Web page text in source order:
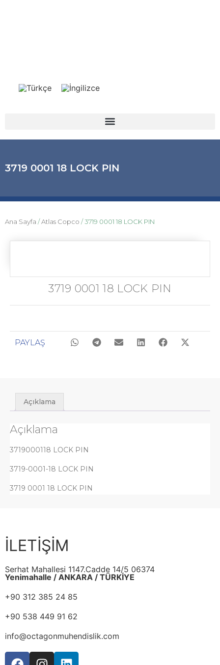
3719 0001 18 LOCK PIN
Ana Sayfa /Atlas Copco / 3719 0001 18 LOCK PIN
3719 0001 18 LOCK PIN
PAYLAŞ
Açıklama
Açıklama
3719000118 LOCK PIN
3719-0001-18 LOCK PIN
3719 0001 18 LOCK PIN
İLETİŞİM
Serhat Mahallesi 1147.Cadde 14/5 06374
Yenimahalle / ANKARA / TÜRKİYE
+90 312 385 24 85
+90 538 449 91 62
info@octagonmuhendislik.com